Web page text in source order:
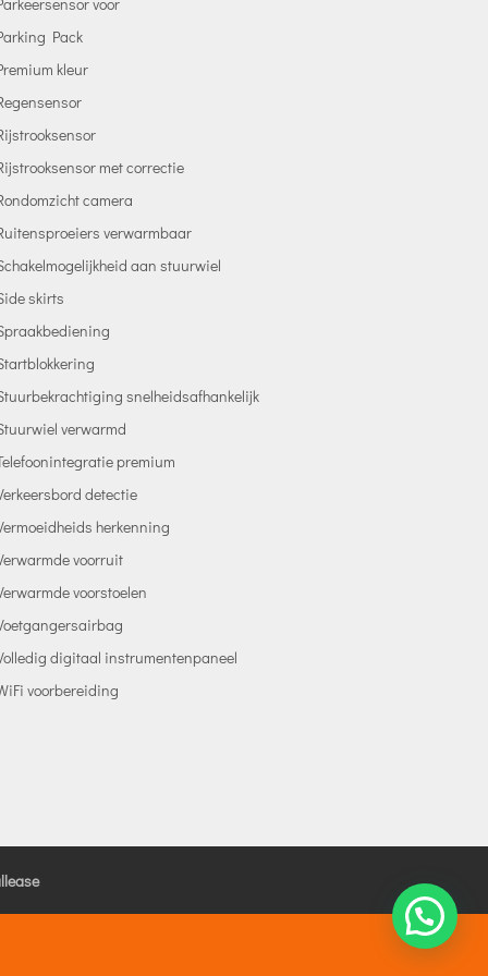
Pack
kleur
met correctie
camera
verwarmbaar
aan stuurwiel
skirts
snelheidsafhankelijk
verwarmd
premium
detectie
herkenning
voorruit
voorstoelen
digitaal instrumentenpaneel
voorbereiding